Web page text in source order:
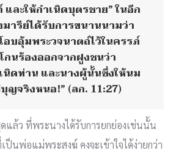
และให้กำเนิดบุตรชาย” ในอีก
ารีย์ได้รับการขนานนามว่า
บอุ้มพระวจนาตถ์ไว้ในครรภ์
กนร้องออกจากฝูงชนว่า
นิดท่าน และนางผู้นั้นซึ่งให้นม
ญจริงหนอ!” (ลก. 11:27)
แล้ว ที่พระนางได้รับการยกย่องเช่นนั้น
นพ่อแม่พระสงฆ์ คงจะเข้าใจได้ง่ายกว่า